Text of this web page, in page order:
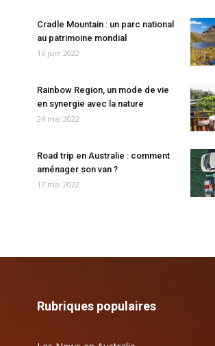
Cradle Mountain : un parc national
au patrimoine mondial
16 juin 2022
Rainbow Region, un mode de vie
en synergie avec la nature
24 mai 2022
Road trip en Australie : comment
aménager son van ?
17 mai 2022
Rubriques populaires